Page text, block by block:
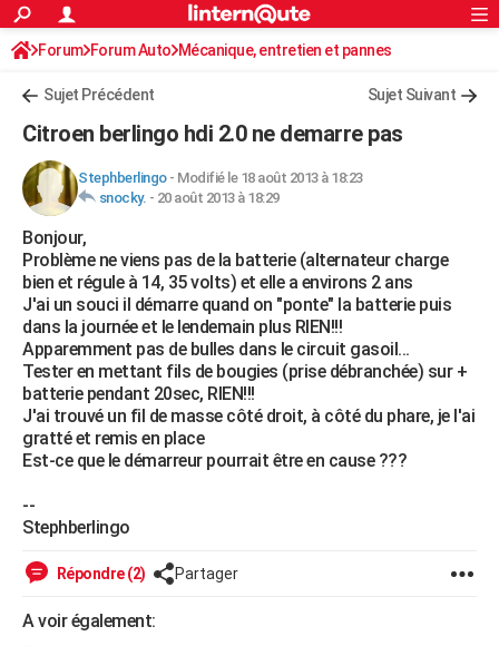
ACTUALITÉS
Politique
Société
Faits Divers
Education
Monde
Villes
+
FINANCE
Retraite
Impôts
Epargne
Immobilier
Risques naturels par ville
Banque
Assurance
Crédit
AUTO
Essais
Réserver un essai
Citadines
Berlines
SUV
Forum auto
+HIGH-TECH
Mobiles
Meilleur smartphone
Internet
Ordinateurs
Jeux vidéo
Guide high-tech
+BRICOLAGE
Forum
Aménagement intérieur
Extérieur
Cuisine
Salle de bains
Jardinage
Rangement
WEEK-END
Guides de France
Escapades
Patrimoine
Expositions
Musées
Week-end nature
+LIFESTYLE
Art de vivre
Bien-être
Loisirs
Modes de vie
SANTE
Alimentation
Guide de la santé
Médicaments
Destinations
City break
Voyage nature
Voyage de noces
Forum
Climat
+PHOTO
GUIDES D'ACHAT
BONS PLANS
Rechercher
S'inscrire
Connexion
Forum Forum Auto Mécanique, entretien et pannes
Sujet Précédent Sujet Suivant
Citroen berlingo hdi 2.0 ne demarre pas
Stephberlingo- Modifié le 18 août 2013 à 18:23
snocky. - 20 août 2013 à 18:29
Bonjour,
Problème ne viens pas de la batterie (alternateur charge
bien et régule à 14, 35 volts) et elle a environs 2 ans
J'ai un souci il démarre quand on "ponte" la batterie puis
dans la journée et le lendemain plus RIEN!!!
Apparemment pas de bulles dans le circuit gasoil...
Tester en mettant fils de bougies (prise débranchée) sur +
batterie pendant 20sec, RIEN!!!
J'ai trouvé un fil de masse côté droit, à côté du phare, je l'ai
gratté et remis en place
Est-ce que le démarreur pourrait être en cause ???
--
Stephberlingo
Répondre (2) Partager
A voir également: